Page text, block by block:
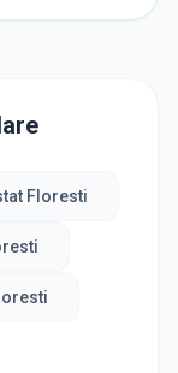
Floresti